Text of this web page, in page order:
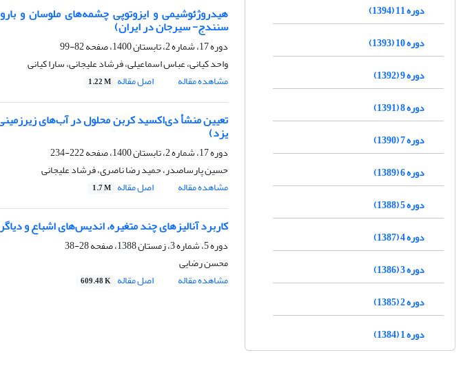
هیدروژئوشیمی و ایزوتوپی چشمه‌های ملوسان و
سنندج- سیرجان در ایران)
دوره 17، شماره 2، تابستان 1400، صفحه
82-99
واحد کیانی، عباس اسماعیلی، فرشاد علیجانی، سارا کیانی
مشاهده مقاله
اصل مقاله 1.22 M
تعیین منشأ دی‌اکسید کربن محلول در آب‌های
یزد)
دوره 17، شماره 2، تابستان 1400، صفحه
222-234
حسین پارساصدر، حمید رضا ناصری، فرشاد علیجانی
مشاهده مقاله
اصل مقاله 1.7 M
کاربرد آنالیزهای چند متغیره، اندیس‌های اشباع و
دوره 5، شماره 3، زمستان 1388، صفحه
28-38
محسن رضایی
مشاهده مقاله
اصل مقاله 609.48 K
دوره 11 (1394)
دوره 10 (1393)
دوره 9 (1392)
دوره 8 (1391)
دوره 7 (1390)
دوره 6 (1389)
دوره 5 (1388)
دوره 4 (1387)
دوره 3 (1386)
دوره 2 (1385)
دوره 1 (1384)